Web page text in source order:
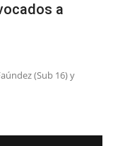
a
(Sub 16) y